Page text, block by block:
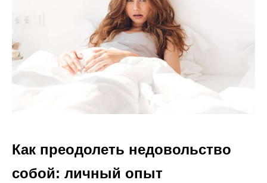
Как преодолеть недовольство
собой: личный опыт